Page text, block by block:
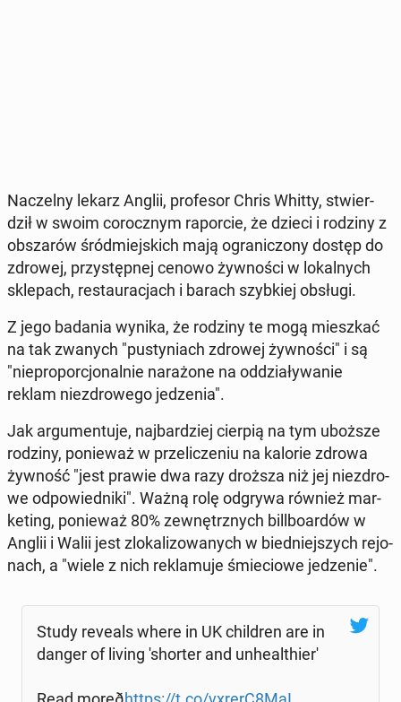
Na­czel­ny lekarz Anglii, pro­fe­sor Chris Whitty, stwier­
dził w swoim co­rocz­nym ra­por­cie, że dzieci i rodziny z
ob­sza­rów śród­miej­skich mają ogra­ni­czo­ny dostęp do
zdrowej, przy­stęp­nej cenowo żyw­no­ści w lo­kal­nych
skle­pach, re­stau­ra­cjach i barach szyb­kiej obsługi.
Z jego badania wynika, że rodziny te mogą miesz­kać
na tak zwanych "pu­sty­niach zdrowej żyw­no­ści" i są
"nie­pro­por­cjo­nal­nie na­ra­żo­ne na od­dzia­ły­wa­nie
reklam nie­zdro­we­go je­dze­nia".
Jak ar­gu­men­tu­je, naj­bar­dziej cierpią na tym uboższe
rodziny, po­nie­waż w prze­li­cze­niu na kalorie zdrowa
żywność "jest prawie dwa razy droższa niż jej nie­zdro­
we od­po­wied­ni­ki". Ważną rolę odgrywa również mar­
ke­ting, po­nie­waż 80% ze­wnętrz­nych bil­l­bo­ar­dów w
Anglii i Walii jest zlo­ka­li­zo­wa­nych w bied­niej­szych re­jo­
nach, a "wiele z nich re­kla­mu­je śmie­cio­we je­dze­nie".
Study reveals where in UK chil­dren are in
danger of living 'shor­ter and unhe­al­thie­r'